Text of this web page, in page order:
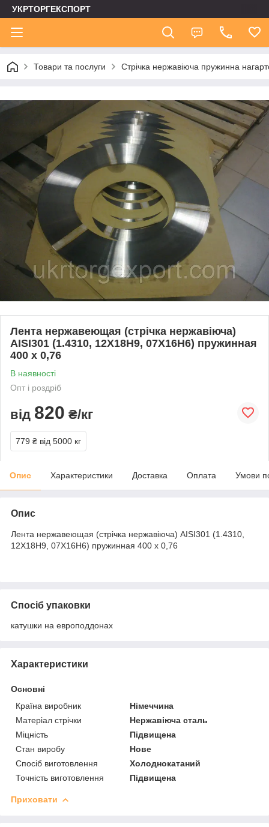
УКРТОРГЕКСПОРТ
Товари та послуги Стрічка нержавіюча пружинна
Лента нержавеющая (стрічка нержавіюча)
AISI301 (1.4310, 12Х18Н9, 07Х16Н6) пружинная
400 х 0,76
В наявності
Опт і роздріб
від 820 ₴/кг
779 ₴ від 5000 кг
Опис Характеристики Доставка Оплата Умови
Опис
Лента нержавеющая (стрічка нержавіюча) AISI301 (1.4310,
12Х18Н9, 07Х16Н6) пружинная 400 х 0,76
Спосіб упаковки
катушки на европоддонах
Характеристики
Основні
Країна виробник
Німеччина
Матеріал стрічки
Нержавіюча сталь
Міцність
Підвищена
Стан виробу
Нове
Спосіб виготовлення
Холоднокатаний
Точність виготовлення
Підвищена
Приховати